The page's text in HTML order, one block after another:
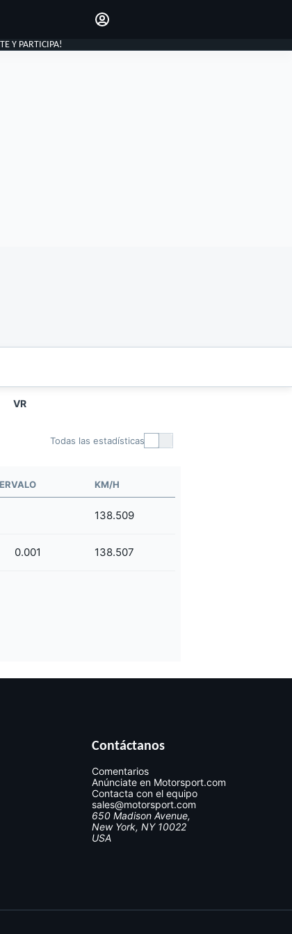
Y PARTICIPA!
VR
Todas las estadísticas
KM/H
138.509
0.001 138.507
Contáctanos
Comentarios
Anúnciate en Motorsport.com
Contacta con el equipo
sales@motorsport.com
650 Madison Avenue,
New York, NY 10022
USA